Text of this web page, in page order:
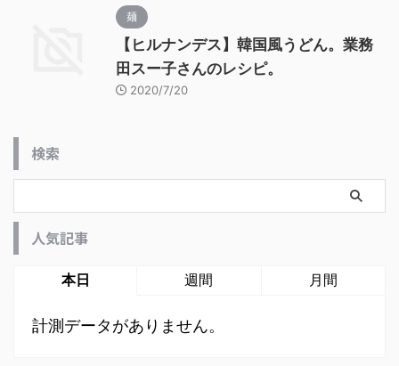
麺
【ヒルナンデス】韓国風うどん。業務
田スー子さんのレシピ。
2020/7/20
検索
人気記事
本日 週間 月間
計測データがありません。